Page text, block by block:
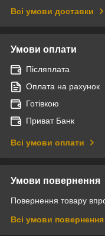
Всі умови доставки
Умови оплати
Післяплата
Оплата на рахунок
Готівкою
Приват Банк
Всі умови оплати
Умови повернення
Повернення товару
Всі умови повернення